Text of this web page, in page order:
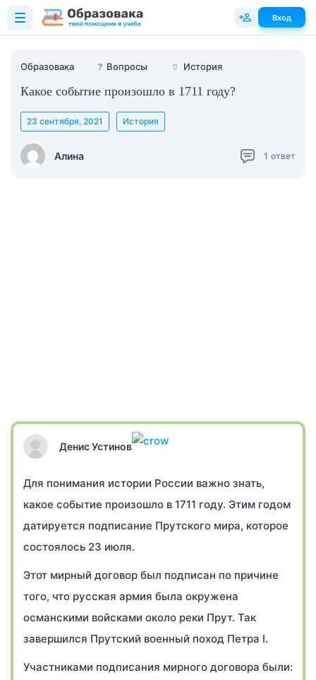
Образовака ❓ Вопросы 🏺 История
Какое событие произошло в 1711 году?
Алина
23 сентября, 2021 История
1 ответ
Денис Устинов
Для понимания истории России важно знать,
какое событие произошло в 1711 году. Этим годом
датируется подписание Прутского мира, которое
состоялось 23 июля.
Этот мирный договор был подписан по причине
того, что русская армия была окружена
османскими войсками около реки Прут. Так
завершился Прутский военный поход Петра I.
Участниками подписания мирного договора были:
Вход